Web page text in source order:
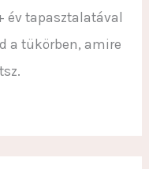
év tapasztalatával
a tükörben, amire